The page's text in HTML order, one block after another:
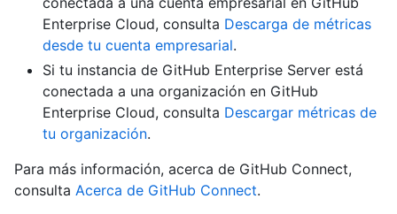
Enterprise Cloud, consulta Descarga de métricas
desde tu cuenta empresarial.
Si tu instancia de GitHub Enterprise Server está
conectada a una organización en GitHub
Enterprise Cloud, consulta Descargar métricas de
tu organización.
Para más información, acerca de GitHub Connect,
consulta Acerca de GitHub Connect.